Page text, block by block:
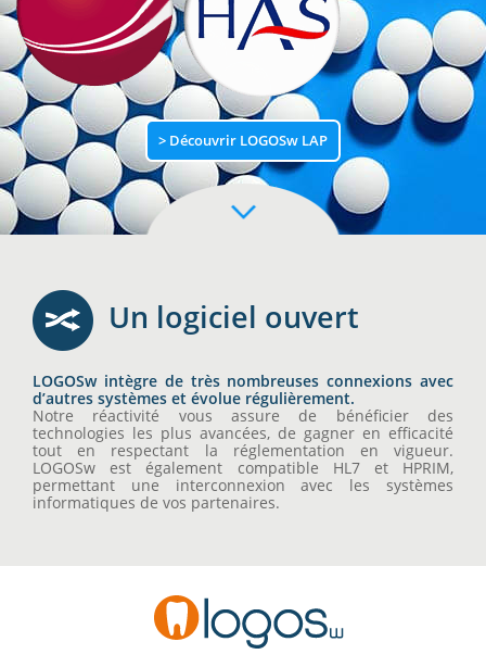
> Découvrir LOGOSw LAP
Un logiciel ouvert
LOGOSw intègre de très nombreuses connexions avec
d’autres systèmes et évolue régulièrement.
Notre réactivité vous assure de bénéficier des
technologies les plus avancées, de gagner en efficacité
tout en respectant la réglementation en vigueur.
LOGOSw est également compatible HL7 et HPRIM,
permettant une interconnexion avec les systèmes
informatiques de vos partenaires.